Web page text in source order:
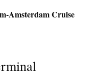
Amsterdam Cruise